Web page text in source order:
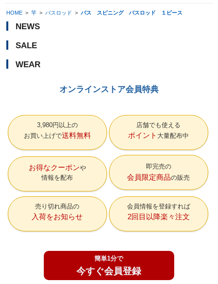
HOME > 竿 > バスロッド > バス スピニング バスロッド １ピース
NEWS
SALE
WEAR
オンラインストア会員特典
3,980円以上の
お買い上げで送料無料
店舗でも使える
ポイント 大量配布中
お得なクーポン
情報を配布
即完売の
会員限定商品の販売
売り切れ商品の
入荷をお知らせ
会員情報を登録すれば
2回目以降楽々注文
簡単1分で
今すぐ会員登録